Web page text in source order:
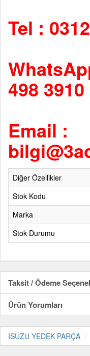
Tel :
498 3910
Email :
Diğer Özellikler
Stok Kodu
Marka
Stok Durumu
Taksit / Ödeme
Ürün Yorumları
ISUZU YEDEK PARÇA